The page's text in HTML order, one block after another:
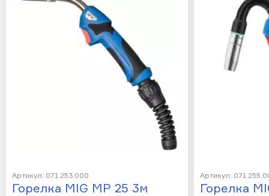
Артикул: 071.253.000
Горелка MIG MP 25 3м
Артикул:
Горелка